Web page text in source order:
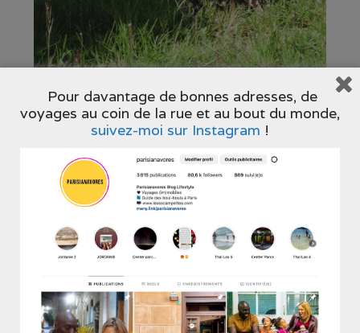
Pour davantage de bonnes adresses, de
voyages au coin de la rue et au bout du monde,
suivez-moi sur Instagram !